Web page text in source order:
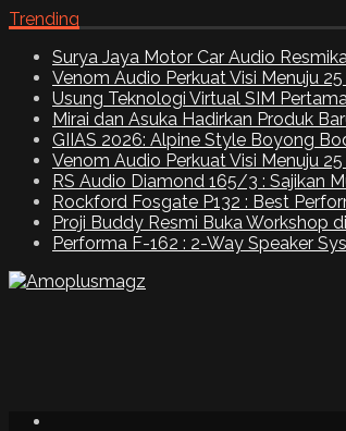
Trending
Surya Jaya Motor Car Audio
Venom Audio Perkuat Visi Menuju
Usung Teknologi Virtual SIM
Mirai dan Asuka Hadirkan Produk
GIIAS 2026: Alpine Style Boyong
Venom Audio Perkuat Visi Menuju
RS Audio Diamond 165/3 : Sajikan
Rockford Fosgate P132 : Best
Proji Buddy Resmi Buka Workshop
Performa F-162 : 2-Way Speaker